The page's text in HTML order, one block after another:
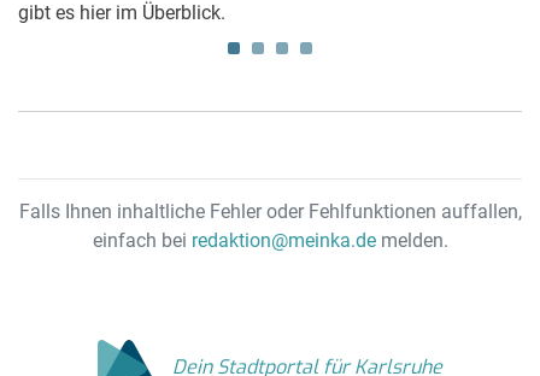
gibt es hier im Überblick.
Falls Ihnen inhaltliche Fehler oder Fehlfunktionen auffallen,
einfach bei redaktion@meinka.demelden.
Dein Stadtportal für Karlsruhe